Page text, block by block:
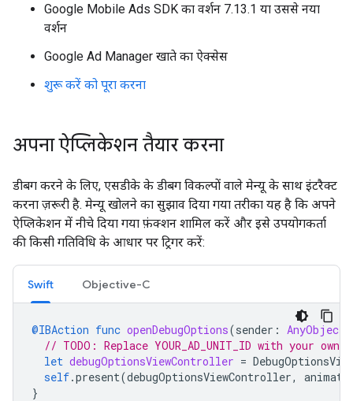
Google Mobile Ads SDK का वर्शन 7.13.1 या उससे नया
वर्शन
Google Ad Manager खाते का ऐक्सेस
शुरू करें को पूरा करना
अपना ऐप्लिकेशन तैयार करना
डीबग करने के लिए, एसडीके के डीबग विकल्पों वाले मेन्यू के साथ इंटरैक्ट
करना ज़रूरी है. मेन्यू खोलने का सुझाव दिया गया तरीका यह है कि अपने
ऐप्लिकेशन में नीचे दिया गया फ़ंक्शन शामिल करें और इसे उपयोगकर्ता
की किसी गतिविधि के आधार पर ट्रिगर करें:
Swift Objective-C
@IBAction func openDebugOptions(sender : AnyObject
// TODO: Replace YOUR_AD_UNIT_ID with your
let debugOptionsViewController =
self.present(debugOptionsViewController,
}